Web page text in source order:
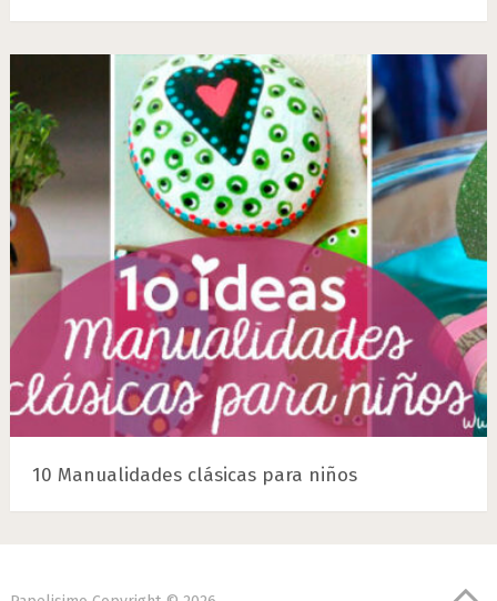
10 Manualidades clásicas para niños